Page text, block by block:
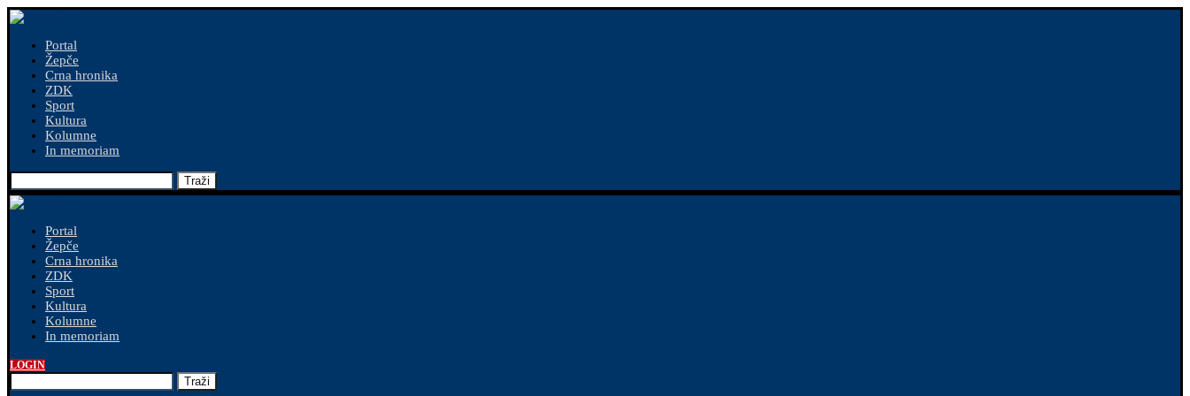
Portal
Žepče
Crna hronika
ZDK
Sport
Kultura
Kolumne
In memoriam
Traži
Portal
Žepče
Crna hronika
ZDK
Sport
Kultura
Kolumne
In memoriam
LOGIN
Traži